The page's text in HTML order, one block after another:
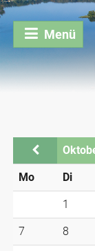
Menü
Mo Di
1
7 8